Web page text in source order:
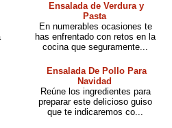
Ensalada de Verdura y
Pasta
En numerables ocasiones te
has enfrentado con retos en la
cocina que seguramente...
Ensalada De Pollo Para
Navidad
Reúne los ingredientes para
preparar este delicioso guiso
que te indicaremos co...